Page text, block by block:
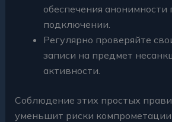
обеспечения анонимности
подключении.
Регулярно проверяйте
записи на предмет
активности.
Соблюдение этих простых
уменьшит риски